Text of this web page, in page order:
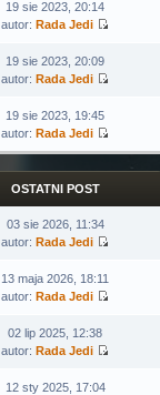
19 sie 2023, 20:14
autor: Rada Jedi
19 sie 2023, 20:09
autor: Rada Jedi
19 sie 2023, 19:45
autor: Rada Jedi
OSTATNI POST
03 sie 2026, 11:34
autor: Rada Jedi
13 maja 2026, 18:11
autor: Rada Jedi
02 lip 2025, 12:38
autor: Rada Jedi
12 sty 2025, 17:04